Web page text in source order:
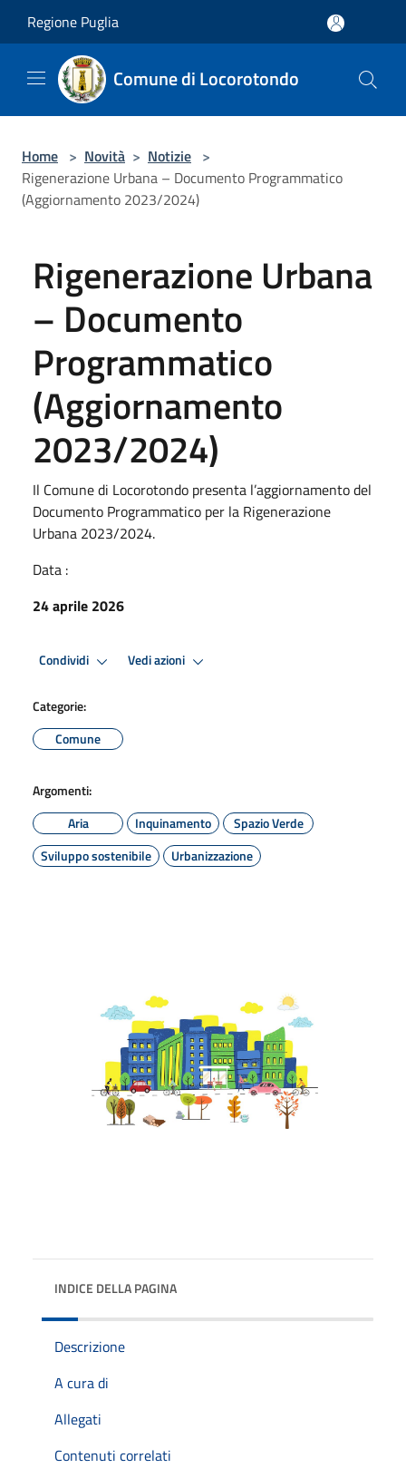
Regione Puglia
Comune di Locorotondo
Home > Novità > Notizie >
Rigenerazione Urbana – Documento Programmatico
(Aggiornamento 2023/2024)
Rigenerazione Urbana
– Documento
Programmatico
(Aggiornamento
2023/2024)
Il Comune di Locorotondo presenta l’aggiornamento del
Documento Programmatico per la Rigenerazione
Urbana 2023/2024.
Data :
24 aprile 2026
Condividi Vedi azioni
Categorie:
Comune
Argomenti:
Aria
Inquinamento
Spazio Verde
Sviluppo sostenibile
Urbanizzazione
INDICE DELLA PAGINA
Descrizione
A cura di
Allegati
Contenuti correlati